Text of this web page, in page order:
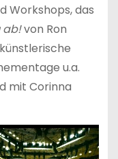
Workshops, das
ab!von Ron
u.a.
mit Corinna